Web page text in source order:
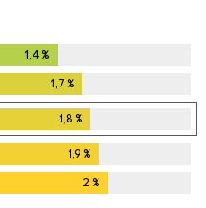
1,4 %
1,7%
1,8%
1,9%
2 %